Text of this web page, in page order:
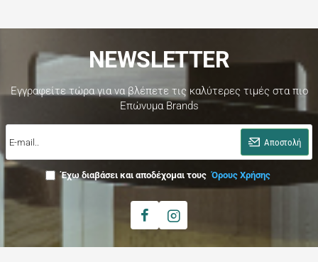
NEWSLETTER
Εγγραφείτε τώρα για να βλέπετε τις καλύτερες τιμές στα πιο
Επώνυμα Brands
mail..
Αποστολή
Έχω διαβάσει και αποδέχομαι τους Όρους Χρήσης